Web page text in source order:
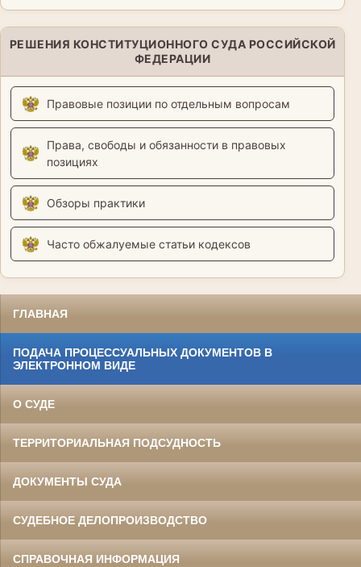
РЕШЕНИЯ КОНСТИТУЦИОННОГО СУДА РОССИЙСКОЙ
ФЕДЕРАЦИИ
Правовые позиции по отдельным вопросам
Права, свободы и обязанности в правовых
позициях
Обзоры практики
Часто обжалуемые статьи кодексов
ГЛАВНАЯ
ПОДАЧА ПРОЦЕССУАЛЬНЫХ ДОКУМЕНТОВ В
ЭЛЕКТРОННОМ ВИДЕ
О СУДЕ
ТЕРРИТОРИАЛЬНАЯ ПОДСУДНОСТЬ
ДОКУМЕНТЫ СУДА
СУДЕБНОЕ ДЕЛОПРОИЗВОДСТВО
СПРАВОЧНАЯ ИНФОРМАЦИЯ